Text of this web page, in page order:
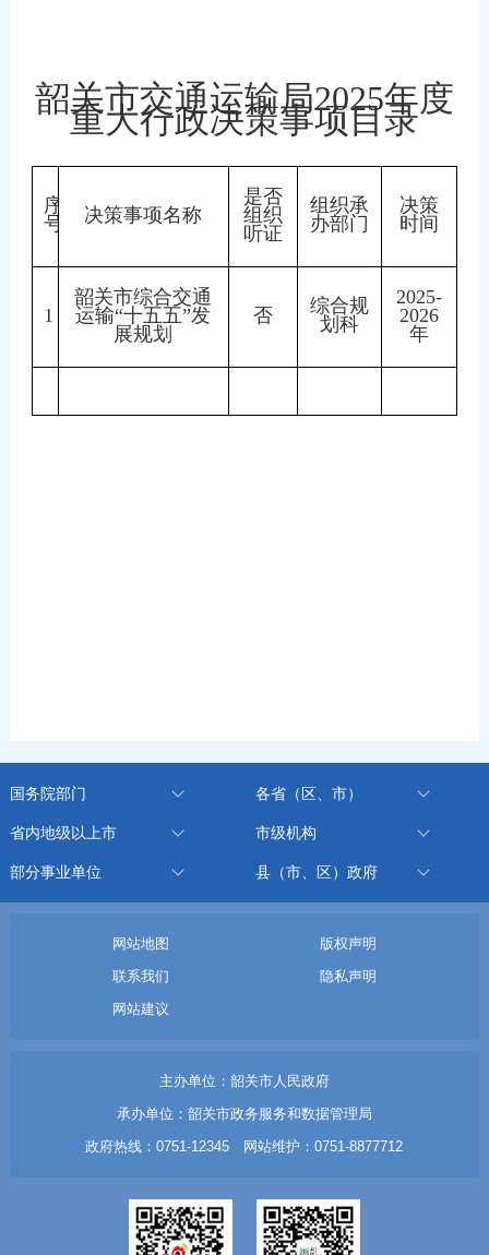
韶关市交通运输局2025年度
重大行政决策事项目录
序
号
决策事项名称
是否
组织
听证
组织承
办部门
决策
时间
1
韶关市综合交通
运输“十五五”发
展规划
否
综合规
划科
2025-
2026
年
国务院部门 各省（区、市）
省内地级以上市 市级机构
部分事业单位 县（市、区）政府
网站地图
版权声明
联系我们
隐私声明
网站建议
主办单位：韶关市人民政府
承办单位：韶关市政务服务和数据管理局
政府热线：0751-12345 网站维护：0751-8877712